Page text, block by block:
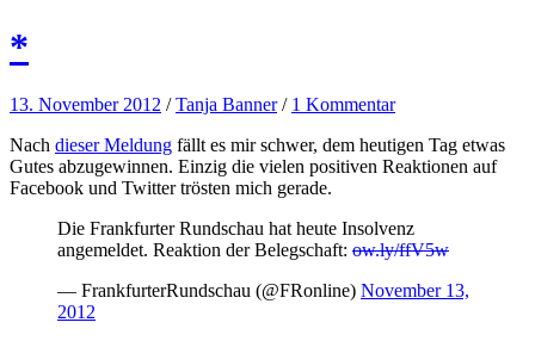
*
13. November 2012 /Tanja Banner / 1 Kommentar
Nach dieser Meldung fällt es mir schwer, dem heutigen Tag etwas
Gutes abzugewinnen. Einzig die vielen positiven Reaktionen auf
Facebook und Twitter trösten mich gerade.
Die Frankfurter Rundschau hat heute Insolvenz
angemeldet. Reaktion der Belegschaft: ow.ly/ffV5w
— FrankfurterRundschau (@FRonline) November 13,
2012